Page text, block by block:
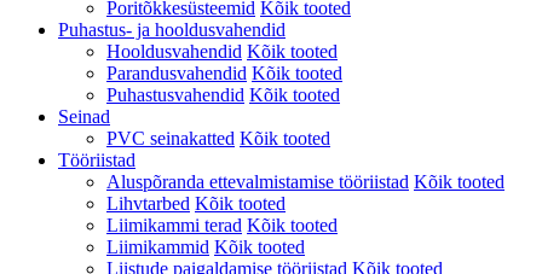
Poritõkkesüsteemid Kõik tooted
Puhastus- ja hooldusvahendid
Hooldusvahendid Kõik tooted
Parandusvahendid Kõik tooted
Puhastusvahendid Kõik tooted
Seinad
PVC seinakatted Kõik tooted
Tööriistad
Aluspõranda ettevalmistamise tööriistad Kõik tooted
Lihvtarbed Kõik tooted
Liimikammi terad Kõik tooted
Liimikammid Kõik tooted
Liistude paigaldamise tööriistad Kõik tooted